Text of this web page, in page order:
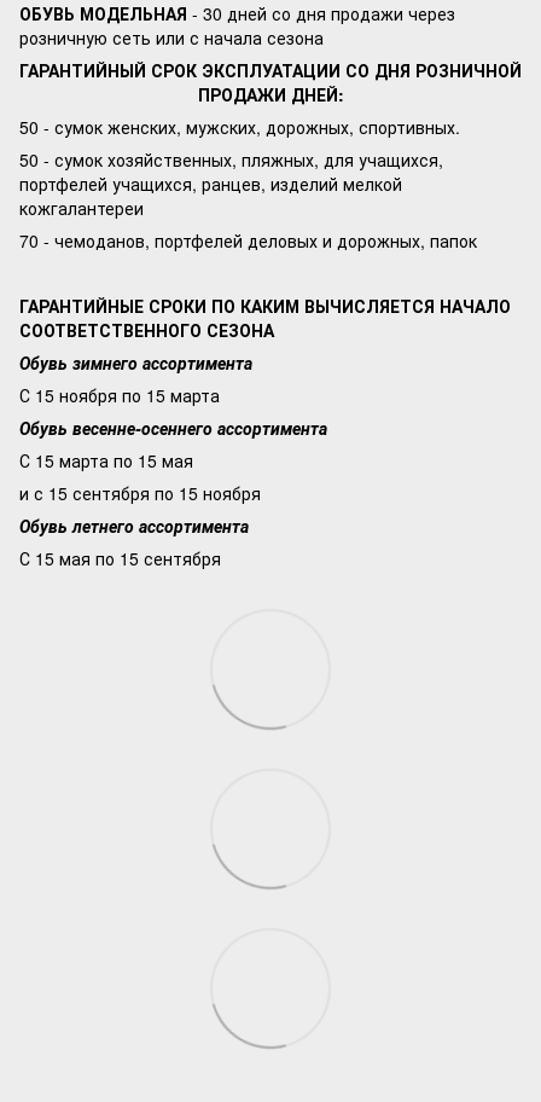
ОБУВЬ МОДЕЛЬНАЯ - 30 дней со дня продажи через
розничную сеть или с начала сезона
ГАРАНТИЙНЫЙ СРОК ЭКСПЛУАТАЦИИ СО ДНЯ РОЗНИЧНОЙ
ПРОДАЖИ ДНЕЙ:
50 - сумок женских, мужских, дорожных, спортивных.
50 - сумок хозяйственных, пляжных, для учащихся,
портфелей учащихся, ранцев, изделий мелкой
кожгалантереи
70 - чемоданов, портфелей деловых и дорожных, папок
ГАРАНТИЙНЫЕ СРОКИ ПО КАКИМ ВЫЧИСЛЯЕТСЯ НАЧАЛО
СООТВЕТСТВЕННОГО СЕЗОНА
Обувь зимнего ассортимента
С 15 ноября по 15 марта
Обувь весенне-осеннего ассортимента
С 15 марта по 15 мая
и с 15 сентября по 15 ноября
Обувь летнего ассортимента
С 15 мая по 15 сентября